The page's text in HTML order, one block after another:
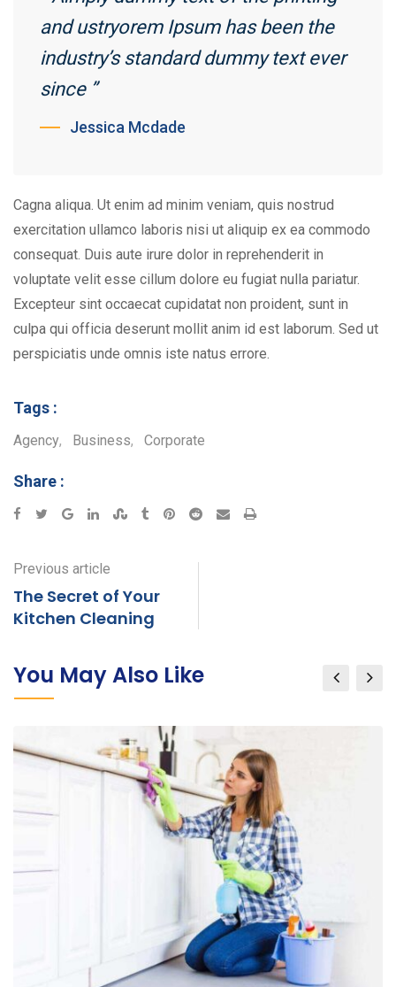
and ustryorem Ipsum has been the
industry’s standard dummy text ever
since ”
Jessica Mcdade
Cagna aliqua. Ut enim ad minim veniam, quis nostrud
exercitation ullamco laboris nisi ut aliquip ex ea commodo
consequat. Duis aute irure dolor in reprehenderit in
voluptate velit esse cillum dolore eu fugiat nulla pariatur.
Excepteur sint occaecat cupidatat non proident, sunt in
culpa qui officia deserunt mollit anim id est laborum. Sed ut
perspiciatis unde omnis iste natus errore.
Tags :
Agency, Business, Corporate
Share :
Google+LinkedInStumbleUpon
TumblrPinterest
Reddit SharePrint
Previous article
The Secret of Your
Kitchen Cleaning
You May Also Like